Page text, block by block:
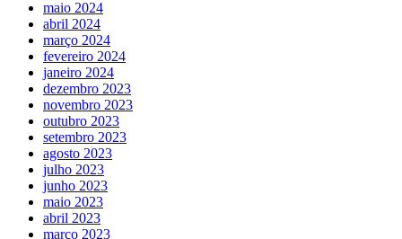
maio 2024
abril 2024
março 2024
fevereiro 2024
janeiro 2024
dezembro 2023
novembro 2023
outubro 2023
setembro 2023
agosto 2023
julho 2023
junho 2023
maio 2023
abril 2023
março 2023